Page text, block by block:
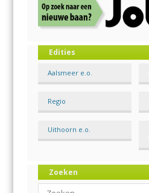
Edities
Aalsmeer e.o.
Regio
Uithoorn e.o.
Zoeken
Search